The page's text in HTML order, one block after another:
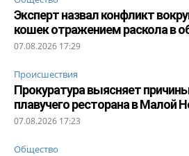
Эксперт назвал конфликт
кошек отражением раскола в
07.08.2026 17:29
Происшествия
Прокуратура выясняет
плавучего ресторана в Малой
07.08.2026 17:23
Общество